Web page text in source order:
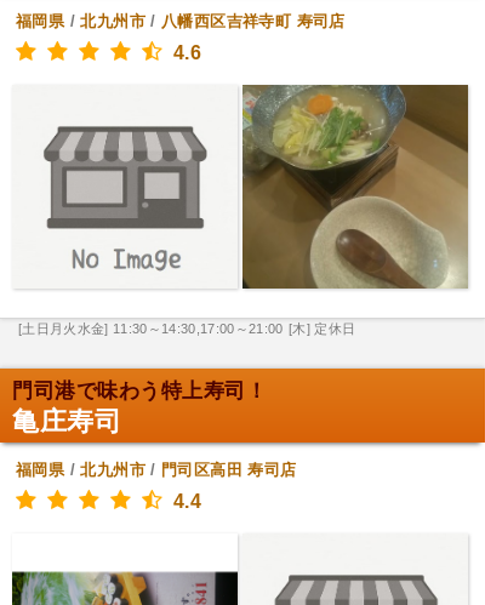
福岡県/北九州市/ 八幡西区吉祥寺町 寿司店
4.6
[土日月火水金] 11:30～14:30,17:00～21:00 [木] 定休日
門司港で味わう特上寿司！
亀庄寿司
福岡県/北九州市/ 門司区高田 寿司店
4.4